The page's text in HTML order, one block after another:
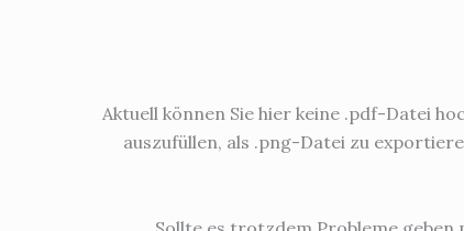
Aktuell können Sie hier keine .pdf-Datei
auszufüllen, als .png-Datei zu